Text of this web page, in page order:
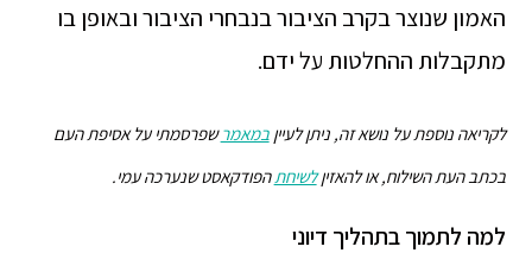
האמון שנוצר בקרב הציבור בנבחרי הציבור ובאופן בו
מתקבלות ההחלטות על ידם.
לקריאה נוספת על נושא זה, ניתן לעייןבמאמרשפרסמתי על אסיפת העם
בכתב העת השילוח, או להאזיןלשיחת הפודקאסט שנערכה עמי.
למה לתמוך בתהליך דיוני